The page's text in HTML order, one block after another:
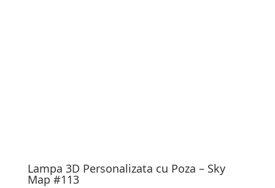
Lampa 3D Personalizata cu Poza – Sky
Map #113